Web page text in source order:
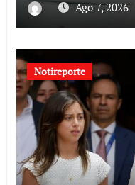
en una semana
Ago 7, 2026
Notireporte